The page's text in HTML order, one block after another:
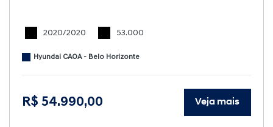
2020/2020 53.000
Hyundai CAOA - Belo Horizonte
R$ 54.990,00 Veja mais